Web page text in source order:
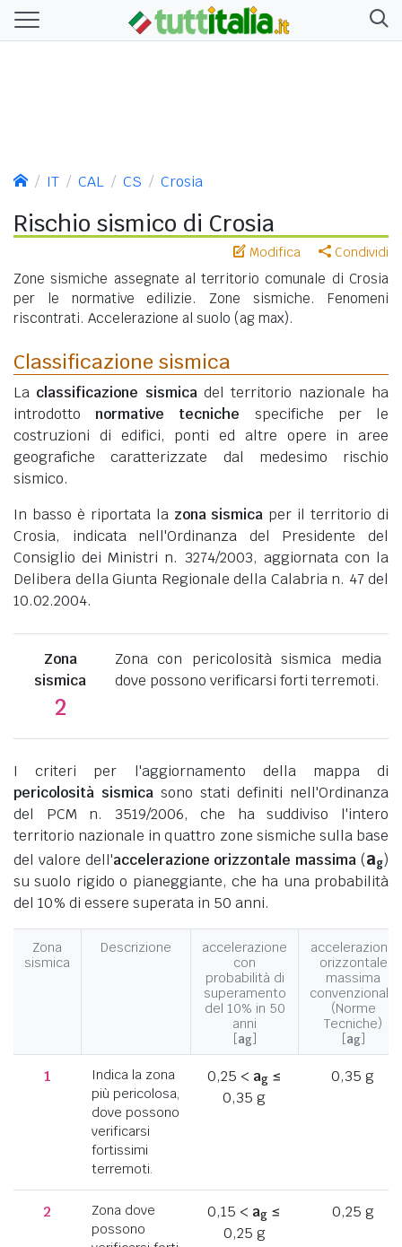
IT CAL CS Crosia
Rischio sismico di Crosia
Modifica Condividi
Zone sismiche assegnate al territorio comunale di Crosia
per le normative edilizie. Zone sismiche. Fenomeni
riscontrati. Accelerazione al suolo (ag max).
Classificazione sismica
La classificazione sismicadel territorio nazionale ha
introdotto normative tecniche specifiche per le
costruzioni di edifici, ponti ed altre opere in aree
geografiche caratterizzate dal medesimo rischio
sismico.
In basso è riportata la zona sismica per il territorio di
Crosia, indicata nell'Ordinanza del Presidente del
Consiglio dei Ministri n. 3274/2003, aggiornata con la
Delibera della Giunta Regionale della Calabria n. 47 del
10.02.2004.
Zona
sismica
2
Zona con pericolosità sismica media
dove possono verificarsi forti terremoti.
I criteri per l'aggiornamento della mappa di
pericolosità sismica sono stati definiti nell'Ordinanza
del PCM n. 3519/2006, che ha suddiviso l'intero
territorio nazionale in quattro zone sismiche sulla base
del valore dell'accelerazione orizzontale massima (ag)
su suolo rigido o pianeggiante, che ha una probabilità
del 10% di essere superata in 50 anni.
Zona
sismica
Descrizione
accelerazione
con
probabilità di
superamento
del 10% in 50
anni
[ag]
accelerazione
orizzontale
massima
convenzionale
(Norme
Tecniche)
[ag]
1
Indica la zona
più pericolosa,
dove possono
verificarsi
fortissimi
terremoti.
0,25 < ag≤
0,35 g
0,35 g
2
Zona dove
possono
0,15 < ag ≤
0,25 g
0,25 g